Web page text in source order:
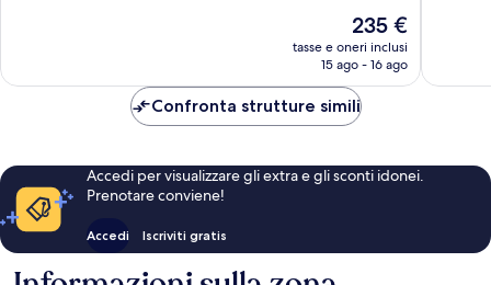
Il
prezzo
attuale
235 €
235 €
tasse e oneri inclusi
15 ago - 16 ago
Confronta strutture simili
Accedi per visualizzare gli extra e gli sconti idonei.
Prenotare conviene!
Accedi Iscriviti gratis